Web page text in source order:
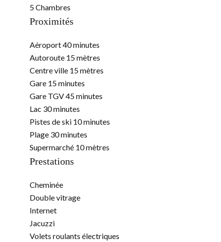
5 Chambres
Proximités
Aéroport40 minutes
Autoroute 15 mètres
Centre ville 15 mètres
Gare 15 minutes
Gare TGV45 minutes
Lac 30 minutes
Pistes de ski 10 minutes
Plage 30 minutes
Supermarché 10 mètres
Prestations
Cheminée
Double vitrage
Internet
Jacuzzi
Volets roulants électriques